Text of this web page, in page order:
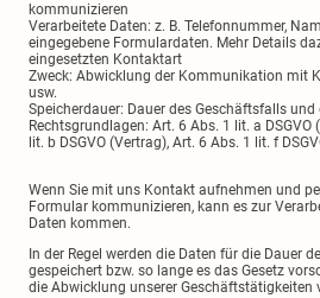
kommunizieren
Verarbeitete Daten: z. B. Telefonnummer,
eingegebene Formulardaten. Mehr Details
eingesetzten Kontaktart
Zweck: Abwicklung der Kommunikation mit
usw.
Speicherdauer: Dauer des Geschäftsfalls
Rechtsgrundlagen: Art. 6 Abs. 1 lit. a DSGVO
lit. b DSGVO (Vertrag), Art. 6 Abs. 1 lit. f
Wenn Sie mit uns Kontakt aufnehmen und
Formular kommunizieren, kann es zur
Daten kommen.
In der Regel werden die Daten für die Dauer
gespeichert bzw. so lange es das Gesetz
die Abwicklung unserer Geschäftstätigkeiten